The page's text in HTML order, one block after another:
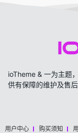
ioTheme & 一为主题
供有保障的维护及售
用户中心 购买须知